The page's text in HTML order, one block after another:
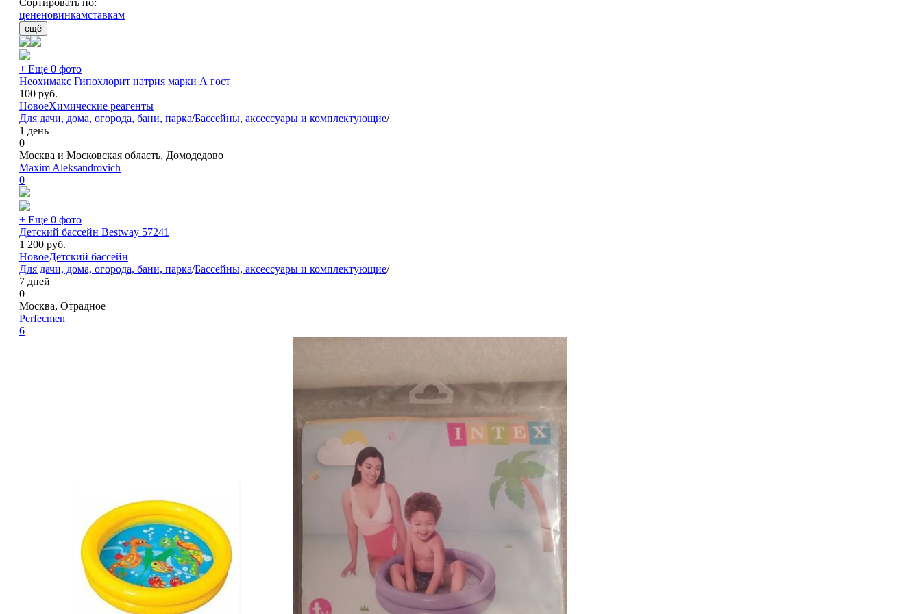
цененовинкамставкам
ещё
+ Ещё 0 фото
Неохимакс Гипохлорит натрия марки А гост
100 руб.
НовоеХимические реагенты
Для дачи, дома, огорода, бани, парка/Бассейны, аксессуары и комплектующие/
1 день
0
Москва и Московская область, Домодедово
Maxim Aleksandrovich
0
+ Ещё 0 фото
Детский бассейн Bestway 57241
1 200 руб.
НовоеДетский бассейн
Для дачи, дома, огорода, бани, парка/Бассейны, аксессуары и комплектующие/
7 дней
0
Москва, Отрадное
Perfecmen
6